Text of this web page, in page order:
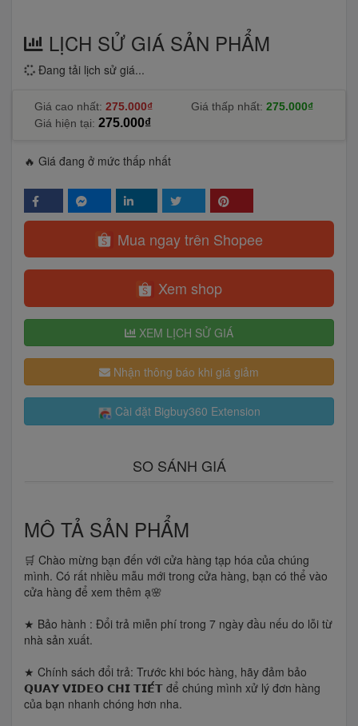
LỊCH SỬ GIÁ SẢN PHẨM
Đang tải lịch sử giá...
Giá cao nhất: 275.000₫ Giá thấp nhất: 275.000₫
Giá hiện tại: 275.000₫
🔥 Giá đang ở mức thấp nhất
Mua ngay trên Shopee
Xem shop
XEM LỊCH SỬ GIÁ
Nhận thông báo khi giá giảm
Cài đặt Bigbuy360 Extension
SO SÁNH GIÁ
MÔ TẢ SẢN PHẨM
🛒 Chào mừng bạn đến với cửa hàng tạp hóa của chúng
mình. Có rất nhiều mẫu mới trong cửa hàng, bạn có thể vào
cửa hàng để xem thêm ạ🌸
★ Bảo hành : Đổi trả miễn phí trong 7 ngày đầu nếu do lỗi từ
nhà sản xuất.
★ Chính sách đổi trả: Trước khi bóc hàng, hãy đảm bảo
𝗤𝗨𝗔𝗬 𝗩𝗜𝗗𝗘𝗢 𝗖𝗛𝗜 𝗧𝗜𝗘̂́𝗧 để chúng mình xử lý đơn hàng
của bạn nhanh chóng hơn nha.